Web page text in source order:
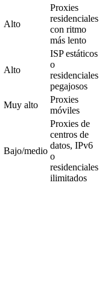
Alto
Proxies
residenciales
con ritmo
más lento
Alto
ISP estáticos
o
residenciales
pegajosos
Muy alto
Proxies
móviles
Bajo/medio
Proxies de
centros de
datos, IPv6
o
residenciales
ilimitados